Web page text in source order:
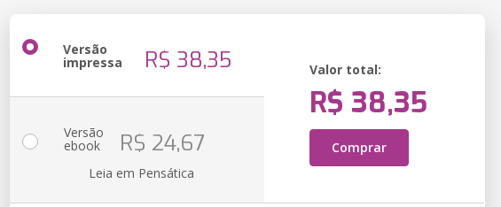
Versão
impressa R$ 38,35 Valor total:
R$ 38,35
Comprar
Versão
ebook R$ 24,67
Leia em Pensática